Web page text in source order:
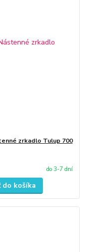
zrkadlo Tulup 700
do 3-7 dní
do košíka